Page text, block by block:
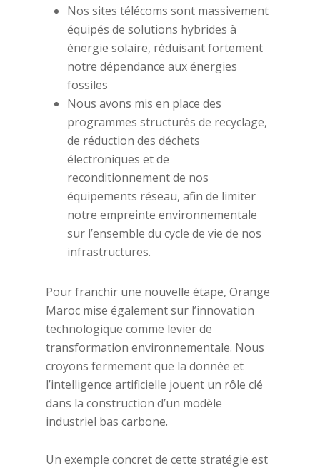
Nos sites télécoms sont massivement
équipés de solutions hybrides à
énergie solaire, réduisant fortement
notre dépendance aux énergies
fossiles
Nous avons mis en place des
programmes structurés de recyclage,
de réduction des déchets
électroniques et de
reconditionnement de nos
équipements réseau, afin de limiter
notre empreinte environnementale
sur l’ensemble du cycle de vie de nos
infrastructures.
Pour franchir une nouvelle étape, Orange
Maroc mise également sur l’innovation
technologique comme levier de
transformation environnementale. Nous
croyons fermement que la donnée et
l’intelligence artificielle jouent un rôle clé
dans la construction d’un modèle
industriel bas carbone.
Un exemple concret de cette stratégie est